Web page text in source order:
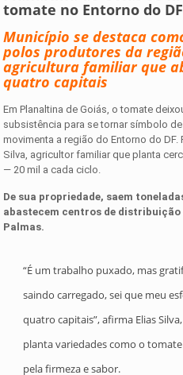
tomate no Entorno do DF
Município se destaca
polos produtores da
agricultura familiar que
quatro capitais
Em Planaltina de Goiás, o tomate
subsistência para se tornar símbolo
movimenta a região do Entorno do
Silva, agricultor familiar que planta
— 20 mil a cada ciclo.
De sua propriedade, saem
abastecem centros de distribuição
Palmas.
“É um trabalho puxado, mas
saindo carregado, sei que meu
quatro capitais”, afirma Elias
planta variedades como o
pela firmeza e sabor.